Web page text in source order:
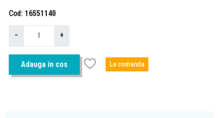
Cod 16551140
− +
Adauga in cos La comanda